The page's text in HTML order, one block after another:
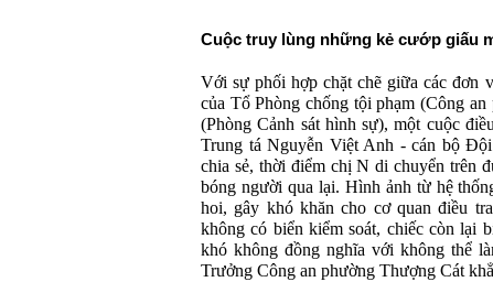
Cuộc truy lùng những kẻ cướp giấu
Với sự phối hợp chặt chẽ giữa các đơn
của Tổ Phòng chống tội phạm (Công
(Phòng Cảnh sát hình sự), một cuộc
Trung tá Nguyễn Việt Anh - cán bộ
chia sẻ, thời điểm chị N di chuyển trên
bóng người qua lại. Hình ảnh từ hệ
hoi, gây khó khăn cho cơ quan điều
không có biển kiểm soát, chiếc còn lại
khó không đồng nghĩa với không thể
Trưởng Công an phường Thượng Cát